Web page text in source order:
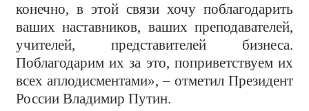
конечно, в этой связи хочу поблагодарить
ваших наставников, ваших преподавателей,
учителей, представителей бизнеса.
Поблагодарим их за это, поприветствуем их
всех аплодисментами», – отметил Президент
России Владимир Путин.